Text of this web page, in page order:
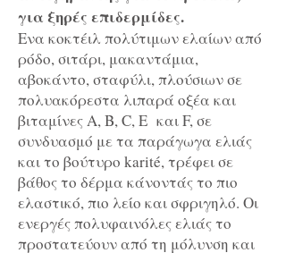
για ξηρές επιδερμίδες.
Ενα κοκτέιλ πολύτιμων ελαίων από
ρόδο, σιτάρι, μακαντάμια,
αβοκάντο, σταφύλι, πλούσιων σε
πολυακόρεστα λιπαρά οξέα και
βιταμίνες A, B, C, E και F, σε
συνδυασμό με τα παράγωγα ελιάς
και το βούτυρο karité, τρέφει σε
βάθος το δέρμα κάνοντάς το πιο
ελαστικό, πιο λείο και σφριγηλό. Οι
ενεργές πολυφαινόλες ελιάς το
προστατεύουν από τη μόλυνση και